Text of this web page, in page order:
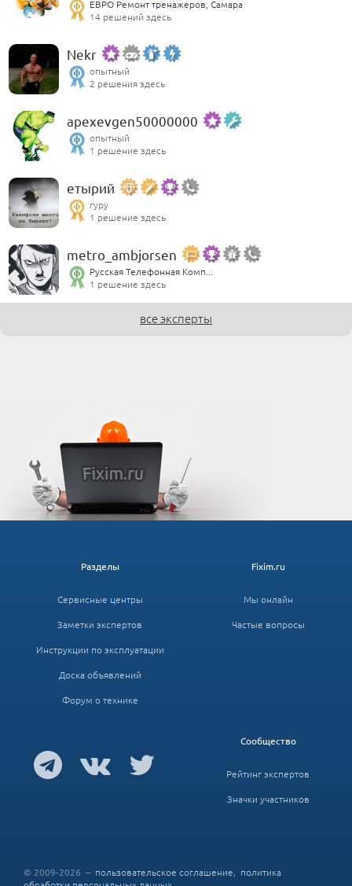
ЕВРО Ремонт тренажеров, Самара
14 решений здесь
Nekr
опытный
2 решения здесь
apexevgen50000000
опытный
1 решение здесь
етырий
гуру
1 решение здесь
metro_ambjorsen
Русская Телефонная Комп...
1 решение здесь
все эксперты
Fixim.ru
Мы онлайн
Частые вопросы
Разделы
Сервисные центры
Заметки экспертов
Инструкции по эксплуатации
Доска объявлений
Форум о технике
Сообщество
Рейтинг экспертов
Значки участников
© 2009-2026 – пользовательское соглашение, политика